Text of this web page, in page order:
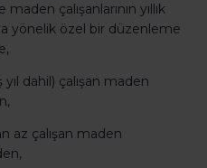
çalışanlarının yıllık
yönelik özel bir düzenleme
yıl dahil) çalışan maden
az çalışan maden